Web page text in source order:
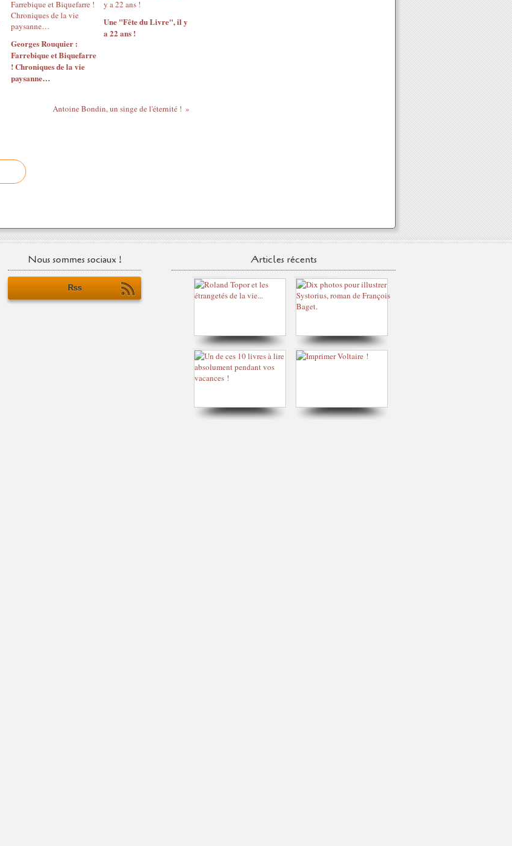
Georges Rouquier :
Farrebique et Biquefarre
! Chroniques de la vie
paysanne…
Une "Fête du Livre", il y
a 22 ans !
Antoine Bondin, un singe de l'éternité !
Nous sommes sociaux !
Rss
Articles récents